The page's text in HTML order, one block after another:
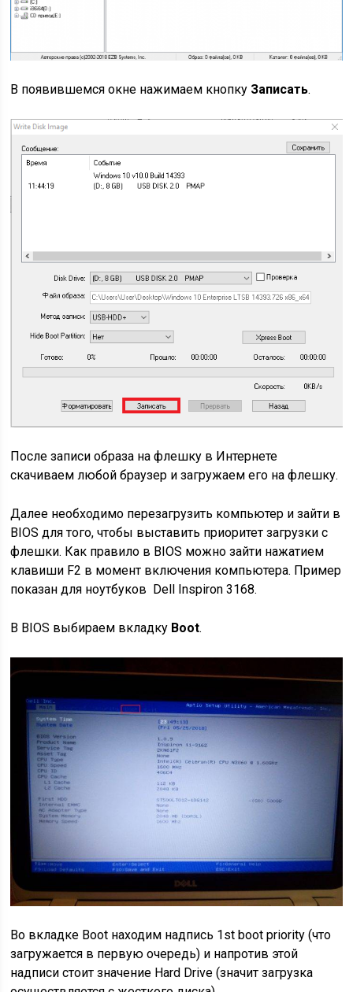
В появившемся окне нажимаем кнопку Записать.
После записи образа на флешку в Интернете
скачиваем любой браузер и загружаем его на флешку.
Далее необходимо перезагрузить компьютер и зайти в
BIOS для того, чтобы выставить приоритет загрузки с
флешки. Как правило в BIOS можно зайти нажатием
клавиши F2 в момент включения компьютера. Пример
показан для ноутбуков Dell Inspiron 3168.
В BIOS выбираем вкладку Boot.
Во вкладке Boot находим надпись 1st boot priority (что
загружается в первую очередь) и напротив этой
надписи стоит значение Hard Drive (значит загрузка